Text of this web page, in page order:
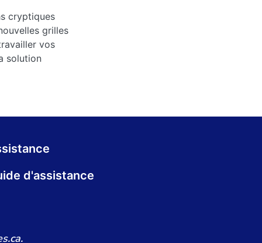
cryptiques
grilles
vos
solution
d'assistance